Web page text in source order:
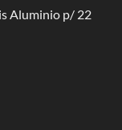
Aluminio p/ 22